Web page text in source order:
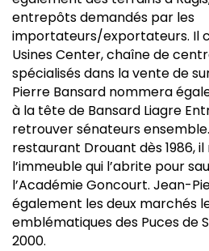
entrepôts demandés par les
importateurs/exportateurs. Il
Usines Center, chaîne de
spécialisés dans la vente de
Pierre Bansard nommera
à la tête de Bansard Liagre
retrouver sénateurs
restaurant Drouant dès 1986,
l’immeuble qui l’abrite pour
l’Académie Goncourt. Jean-
également les deux marchés
emblématiques des Puces de
2000.